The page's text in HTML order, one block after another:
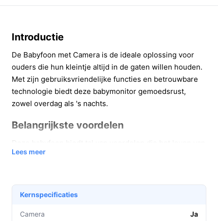
Introductie
De Babyfoon met Camera is de ideale oplossing voor
ouders die hun kleintje altijd in de gaten willen houden.
Met zijn gebruiksvriendelijke functies en betrouwbare
technologie biedt deze babymonitor gemoedsrust,
zowel overdag als 's nachts.
Belangrijkste voordelen
ouders vergemakkelijken:
wordt de camera automatisch geactiveerd wanneer
er geluid wordt gedetecteerd. Dit bespaart
batterijduur en zorgt ervoor dat je geen moment
Lees meer
Kernspecificaties
Camera Ja